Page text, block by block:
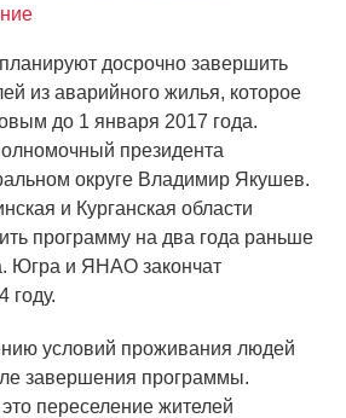
досрочно завершить
из аварийного жилья, которое
до 1 января 2017 года.
президента
округе Владимир Якушев.
и Курганская области
программу на два года раньше
Югра и ЯНАО закончат
году.
условий проживания людей
завершения программы.
переселение жителей